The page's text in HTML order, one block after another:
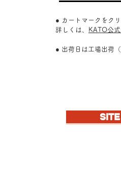
● カートマークをク
詳しくは、
KATO公
● 出荷日は工場出荷